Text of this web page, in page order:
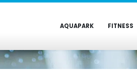
AQUAPARK FITNESS